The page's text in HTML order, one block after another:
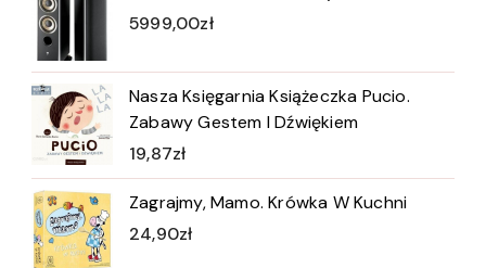
5999,00zł
Nasza Księgarnia Książeczka Pucio.
Zabawy Gestem I Dźwiękiem
19,87zł
Zagrajmy, Mamo. Krówka W Kuchni
24,90zł